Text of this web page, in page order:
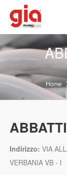
Home
Indirizzo: VIA
VERBANIA VB - I